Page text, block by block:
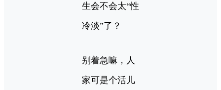
生会不会太“性
冷淡”了？
别着急嘛，人
家可是个活儿